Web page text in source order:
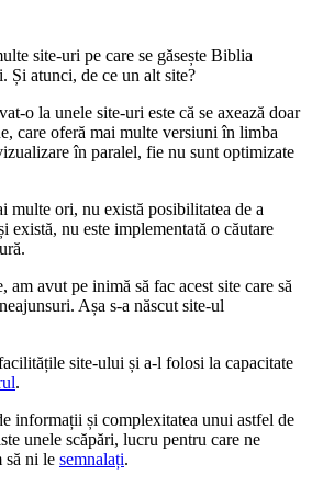
site-uri pe care se găsește Biblia
Și atunci, de ce un alt site?
o la unele site-uri este că se axează doar
care oferă mai multe versiuni în limba
în paralel, fie nu sunt optimizate
multe ori, nu există posibilitatea de a
există, nu este implementată o căutare
avut pe inimă să fac acest site care să
Așa s-a născut site-ul
site-ului și a-l folosi la capacitate
.
informații și complexitatea unui astfel de
unele scăpări, lucru pentru care ne
să ni le semnalați.